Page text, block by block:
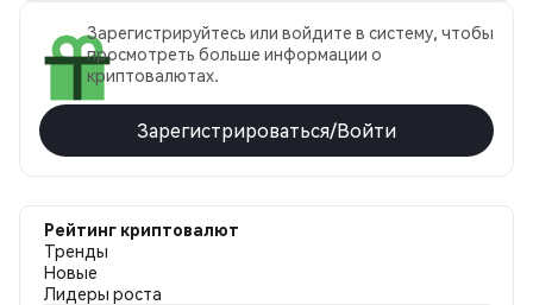
Зарегистрируйтесь или войдите в систему, чтобы
просмотреть больше информации о
криптовалютах.
Зарегистрироваться/Войти
Рейтинг криптовалют
Тренды
Новые
Лидеры роста